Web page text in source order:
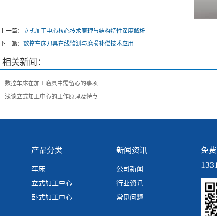
上一篇： 立式加工中心核心技术原理与结构特性深度解析
下一篇： 数控车床刀具在线监测与磨损补偿技术应用
相关新闻：
数控车床在加工磨具中需留心的事项
浅谈立式加工中心的工作原理及特点
产品分类
车床
立式加工中心
卧式加工中心
新闻资讯
公司新闻
行业资讯
常见问题
免